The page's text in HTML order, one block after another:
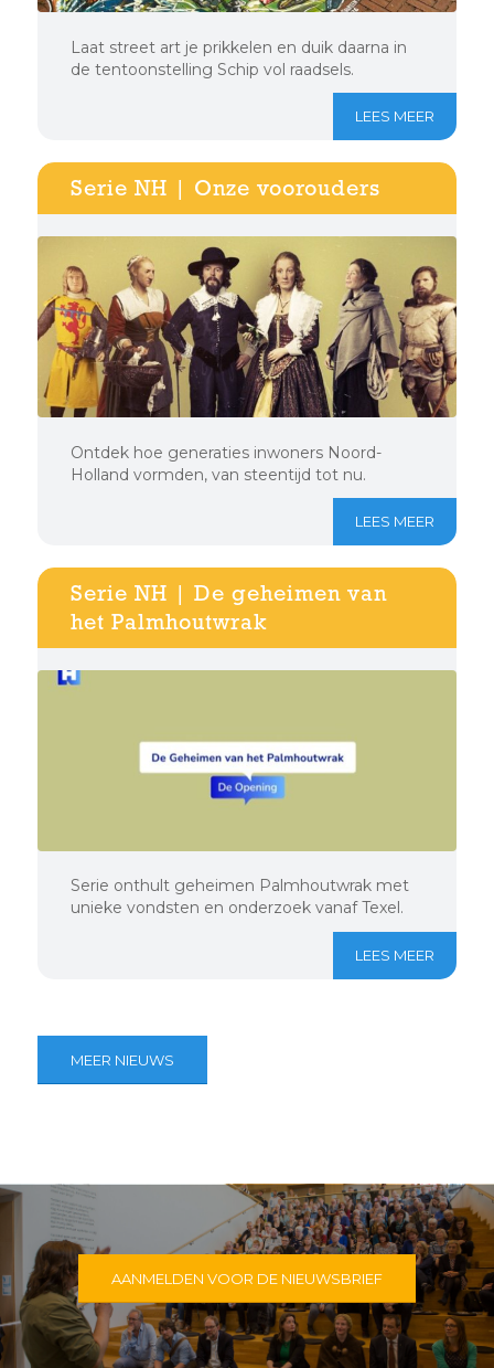
Laat street art je prikkelen en duik daarna in
de tentoonstelling Schip vol raadsels.
LEES MEER
Serie NH | Onze voorouders
Ontdek hoe generaties inwoners Noord-
Holland vormden, van steentijd tot nu.
LEES MEER
Serie NH | De geheimen van
het Palmhoutwrak
Serie onthult geheimen Palmhoutwrak met
unieke vondsten en onderzoek vanaf Texel.
LEES MEER
MEER NIEUWS
AANMELDEN VOOR DE NIEUWSBRIEF